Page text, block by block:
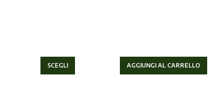
SCEGLI AGGIUNGI AL CARRELLO